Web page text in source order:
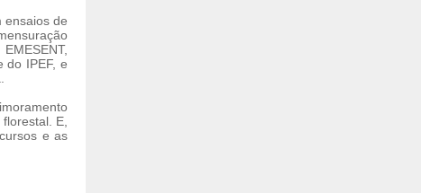
ensaios de
do IPEF, e
E,
e as